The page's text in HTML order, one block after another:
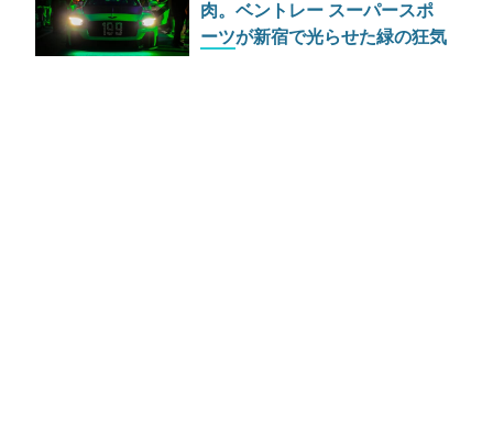
肉。ベントレー スーパースポ
ーツが新宿で光らせた緑の狂気